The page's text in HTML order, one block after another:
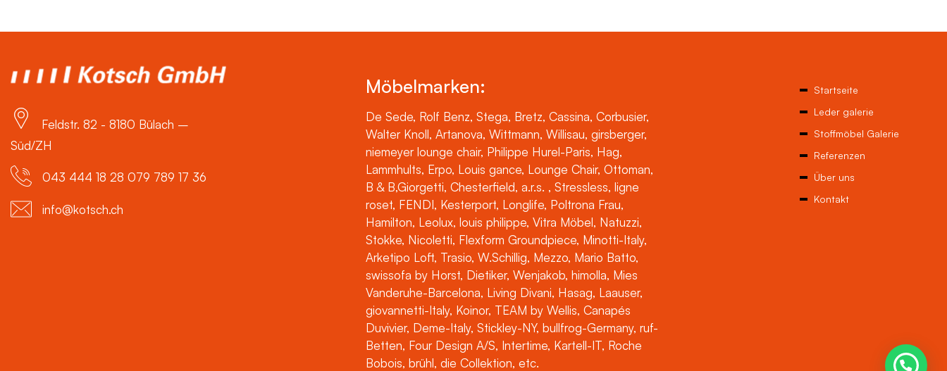
Feldstr. 82 - 8180 Bülach –
Süd/ZH
043 444 18 28 079 789 17 36
info@kotsch.ch
Möbelmarken:
De Sede, Rolf Benz, Stega, Bretz, Cassina, Corbusier,
Walter Knoll, Artanova, Wittmann, Willisau, girsberger,
niemeyer lounge chair, Philippe Hurel-Paris, Hag,
Lammhults, Erpo, Louis gance, Lounge Chair, Ottoman,
B & B,Giorgetti, Chesterfield, a.r.s. , Stressless, ligne
roset, FENDI, Kesterport, Longlife, Poltrona Frau,
Hamilton, Leolux, louis philippe, Vitra Möbel, Natuzzi,
Stokke, Nicoletti, Flexform Groundpiece, Minotti-Italy,
Arketipo Loft, Trasio, W.Schillig, Mezzo, Mario Batto,
swissofa by Horst, Dietiker, Wenjakob, himolla, Mies
Vanderuhe-Barcelona, Living Divani, Hasag, Laauser,
giovannetti-Italy, Koinor, TEAM by Wellis, Canapés
Duvivier, Deme-Italy, Stickley-NY, bullfrog-Germany, ruf-
Betten, Four Design A/S, Intertime, Kartell-IT, Roche
Bobois, brühl, die Collektion, etc.
Startseite
Leder galerie
Stoffmöbel Galerie
Referenzen
Über uns
Kontakt